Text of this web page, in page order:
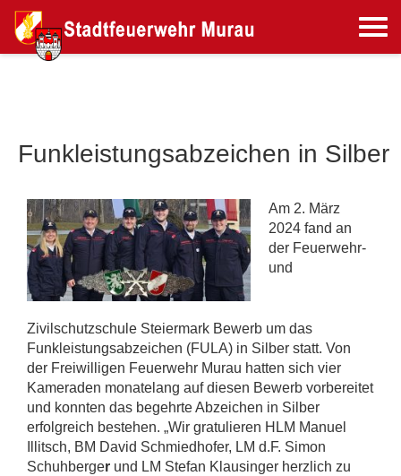
Funkleistungsabzeichen in Silber
Am 2. März
2024 fand an
der Feuerwehr-
und
Zivilschutzschule Steiermark Bewerb um das
Funkleistungsabzeichen (FULA) in Silber statt. Von
der Freiwilligen Feuerwehr Murau hatten sich vier
Kameraden monatelang auf diesen Bewerb vorbereitet
und konnten das begehrte Abzeichen in Silber
erfolgreich bestehen. „Wir gratulieren HLM Manuel
Illitsch, BM David Schmiedhofer, LM d.F. Simon
Schuhberger und LM Stefan Klausinger herzlich zu